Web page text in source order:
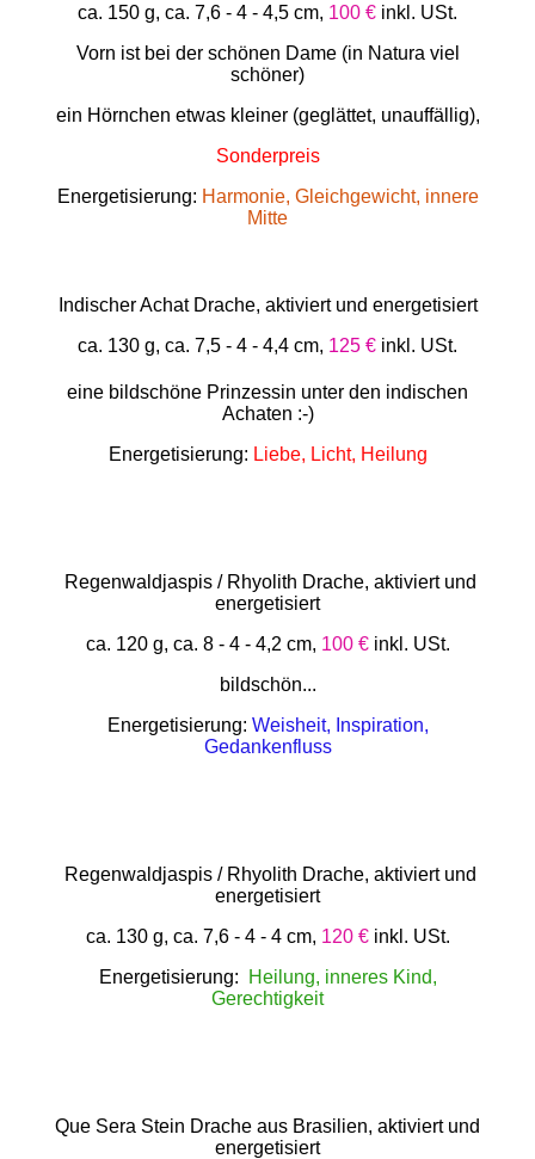
ca. 150 g, ca. 7,6 - 4 - 4,5 cm, 100 € inkl. USt.
Vorn ist bei der schönen Dame (in Natura viel
schöner)
ein Hörnchen etwas kleiner (geglättet, unauffällig),
Sonderpreis
Energetisierung: Harmonie, Gleichgewicht, innere
Mitte
Indischer Achat Drache, aktiviert und energetisiert
ca. 130 g, ca. 7,5 - 4 - 4,4 cm, 125 € inkl. USt.
eine bildschöne Prinzessin unter den indischen
Achaten :-)
Energetisierung: Liebe, Licht, Heilung
Regenwaldjaspis / Rhyolith Drache, aktiviert und
energetisiert
ca. 120 g, ca. 8 - 4 - 4,2 cm, 100 € inkl. USt.
bildschön...
Energetisierung: Weisheit, Inspiration,
Gedankenfluss
Regenwaldjaspis / Rhyolith Drache, aktiviert und
energetisiert
ca. 130 g, ca. 7,6 - 4 - 4 cm, 120 €inkl. USt.
Energetisierung:
Heilung, inneres Kind,
Gerechtigkeit
Que Sera Stein Drache aus Brasilien, aktiviert und
energetisiert